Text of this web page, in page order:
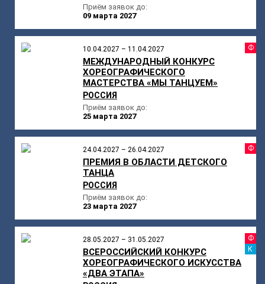
Приём заявок до:
09 марта 2027
10.04.2027 – 11.04.2027
МЕЖДУНАРОДНЫЙ КОНКУРС
ХОРЕОГРАФИЧЕСКОГО
МАСТЕРСТВА «МЫ ТАНЦУЕМ»
РОССИЯ
Приём заявок до:
25 марта 2027
24.04.2027 – 26.04.2027
ПРЕМИЯ В ОБЛАСТИ ДЕТСКОГО
ТАНЦА
РОССИЯ
Приём заявок до:
23 марта 2027
28.05.2027 – 31.05.2027
ВСЕРОССИЙСКИЙ КОНКУРС
ХОРЕОГРАФИЧЕСКОГО ИСКУССТВА
«ДВА ЭТАПА»